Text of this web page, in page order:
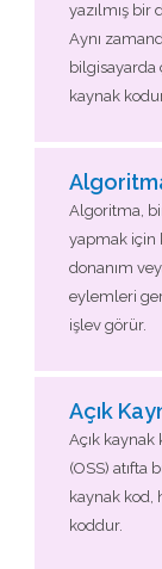
yazılmış bir
Aynı
bilgisayarda
kaynak
Algoritma,
yapmak için
donanım
eylemleri
işlev görür.
Açık
Açık kaynak
(OSS) atıfta
kaynak kod,
koddur.